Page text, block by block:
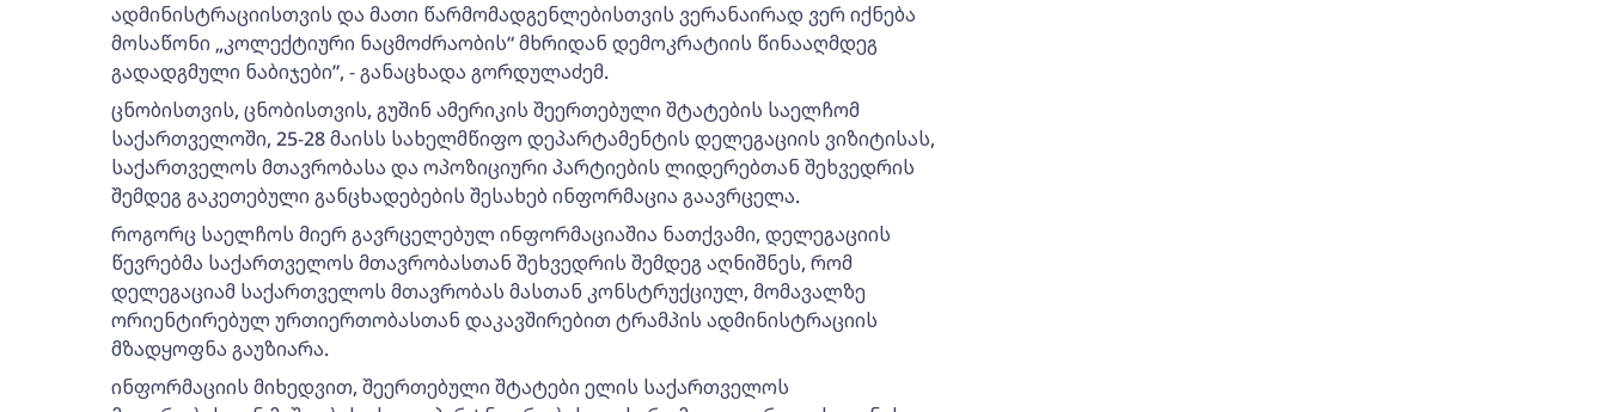
ადმინისტრაციისთვის და მათი წარმომადგენლებისთვის ვერანაირად ვერ იქნება
მოსაწონი „კოლექტიური ნაცმოძრაობის“ მხრიდან დემოკრატიის წინააღმდეგ
გადადგმული ნაბიჯები”, - განაცხადა გორდულაძემ.
ცნობისთვის, ცნობისთვის, გუშინ ამერიკის შეერთებული შტატების საელჩომ
საქართველოში, 25-28 მაისს სახელმწიფო დეპარტამენტის დელეგაციის ვიზიტისას,
საქართველოს მთავრობასა და ოპოზიციური პარტიების ლიდერებთან შეხვედრის
შემდეგ გაკეთებული განცხადებების შესახებ ინფორმაცია გაავრცელა.
როგორც საელჩოს მიერ გავრცელებულ ინფორმაციაშია ნათქვამი, დელეგაციის
წევრებმა საქართველოს მთავრობასთან შეხვედრის შემდეგ აღნიშნეს, რომ
დელეგაციამ საქართველოს მთავრობას მასთან კონსტრუქციულ, მომავალზე
ორიენტირებულ ურთიერთობასთან დაკავშირებით ტრამპის ადმინისტრაციის
მზადყოფნა გაუზიარა.
ინფორმაციის მიხედვით, შეერთებული შტატები ელის საქართველოს